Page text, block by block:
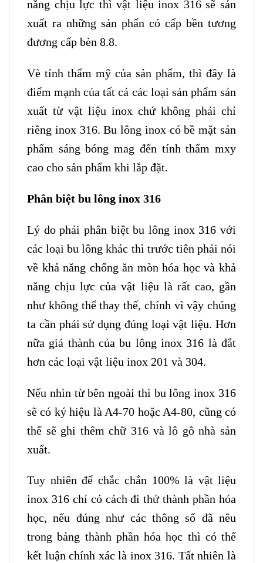
năng chịu lực thì vật liệu inox 316 sẽ sản
xuất ra những sản phẩn có cấp bền tương
đương cấp bèn 8.8.
Vè tính thẩm mỹ của sản phẩm, thì đây là
điểm mạnh của tất cả các loại sản phẩm sản
xuất từ vật liệu inox chứ không phải chỉ
riêng inox 316. Bu lông inox có bề mặt sản
phẩm sáng bóng mag đến tính thẩm mxy
cao cho sản phẩm khi lắp đặt.
Phân biệt bu lông inox 316
Lý do phải phân biệt bu lông inox 316 với
các loại bu lông khác thì trước tiên phải nói
về khả năng chống ăn mòn hóa học và khả
năng chịu lực của vật liệu là rất cao, gần
như không thể thay thế, chính vì vậy chúng
ta cần phải sử dụng đúng loại vật liệu. Hơn
nữa giá thành của bu lông inox 316 là đắt
hơn các loại vật liệu inox 201 và 304.
Nếu nhìn từ bên ngoài thì bu lông inox 316
sẽ có ký hiệu là A4-70 hoặc A4-80, cũng có
thể sẽ ghi thêm chữ 316 và lô gô nhà sản
xuất.
Tuy nhiên để chắc chắn 100% là vật liệu
inox 316 chỉ có cách đi thử thành phần hóa
học, nếu đúng như các thông số đã nêu
trong bảng thành phần hóa học thì có thể
kết luận chính xác là inox 316. Tất nhiên là